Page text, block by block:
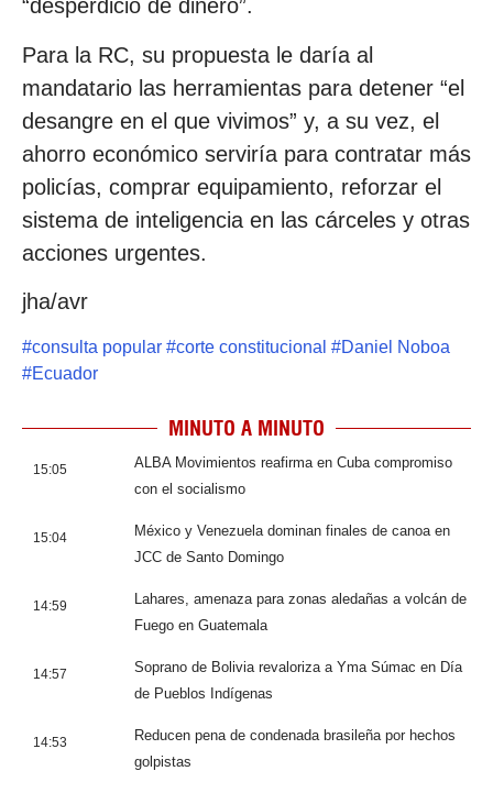
“desperdicio de dinero”.
Para la RC, su propuesta le daría al
mandatario las herramientas para detener “el
desangre en el que vivimos” y, a su vez, el
ahorro económico serviría para contratar más
policías, comprar equipamiento, reforzar el
sistema de inteligencia en las cárceles y otras
acciones urgentes.
jha/avr
#consulta popular #corte constitucional #Daniel Noboa
#Ecuador
MINUTO A MINUTO
15:05
ALBA Movimientos reafirma en Cuba compromiso
con el socialismo
15:04
México y Venezuela dominan finales de canoa en
JCC de Santo Domingo
14:59
Lahares, amenaza para zonas aledañas a volcán de
Fuego en Guatemala
14:57
Soprano de Bolivia revaloriza a Yma Súmac en Día
de Pueblos Indígenas
14:53
Reducen pena de condenada brasileña por hechos
golpistas